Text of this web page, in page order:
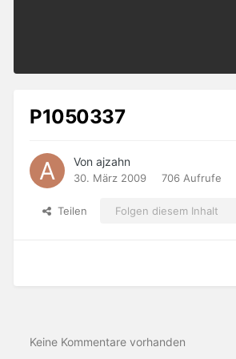
P1050337
Von ajzahn
30. März 2009 706 Aufrufe
Teilen Folgen diesem Inhalt
Keine Kommentare vorhanden